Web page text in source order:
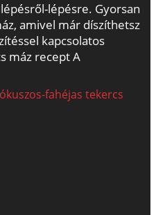
lépésre. Gyorsan
amivel már díszíthetsz
kapcsolatos
máz recept A